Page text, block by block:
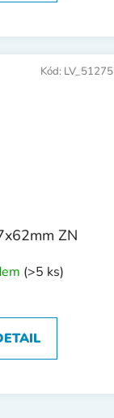
ZN
(>5 ks)
Kód: LV_51275